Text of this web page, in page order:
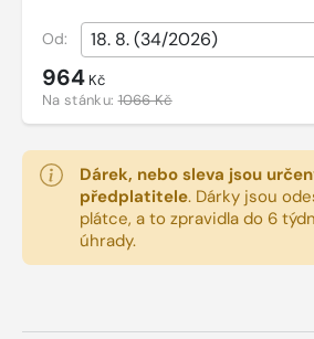
Od:
964 Kč
Na stánku:1066 Kč
Dárek, nebo sleva jsou
předplatitele. Dárky jsou
plátce, a to zpravidla do 6
úhrady.